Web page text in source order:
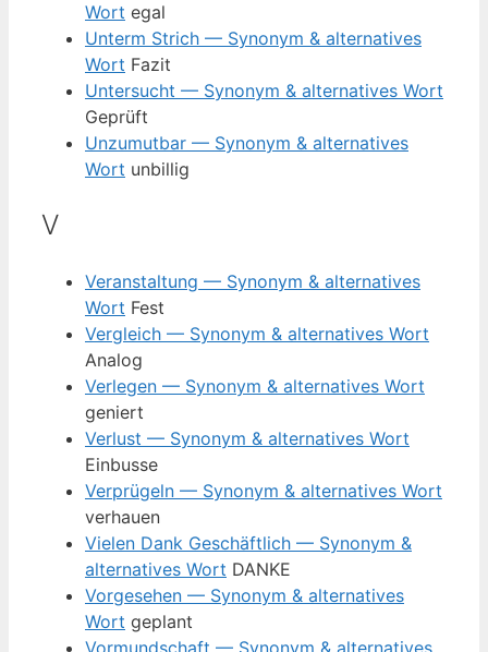
Wort egal
Unterm Strich — Synonym & alternatives
Wort Fazit
Untersucht — Synonym & alternatives Wort
Geprüft
Unzumutbar — Synonym & alternatives
Wort unbillig
V
Veranstaltung — Synonym & alternatives
Wort Fest
Vergleich — Synonym & alternatives Wort
Analog
Verlegen — Synonym & alternatives Wort
geniert
Verlust — Synonym & alternatives Wort
Einbusse
Verprügeln — Synonym & alternatives Wort
verhauen
Vielen Dank Geschäftlich — Synonym &
alternatives Wort DANKE
Vorgesehen — Synonym & alternatives
Wort geplant
Vormundschaft — Synonym & alternatives